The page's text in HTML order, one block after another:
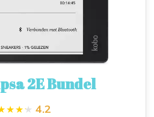
2E Bundel
4.2